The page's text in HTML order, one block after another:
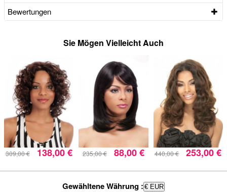
Bewertungen
Sie Mögen Vielleicht Auch
309,00 € 138,00 € 235,00 € 88,00 € 440,00 € 253,00 €
Gewähltene Währung : € EUR